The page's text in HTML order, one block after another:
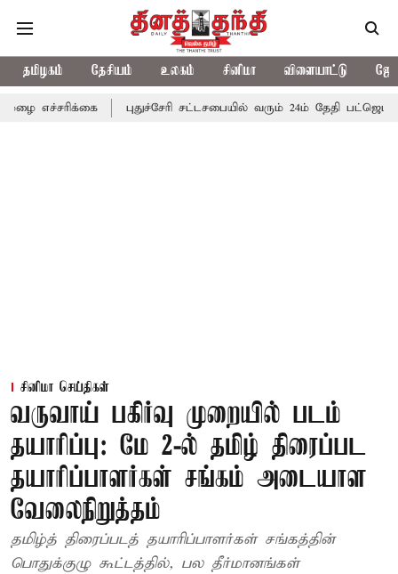
தமிழகம் தேசியம் உலகம் சினிமா விளையாட்டு
புதுச்சேரி சட்டசபையில் வரும் 24ம் தேதி பட்ஜெட் தாக்கல்
சினிமா செய்திகள்
வருவாய் பகிர்வு முறையில் படம்
தயாரிப்பு: மே 2-ல் தமிழ் திரைப்பட
தயாரிப்பாளர்கள் சங்கம் அடையாள
வேலைநிறுத்தம்
தமிழ்த் திரைப்படத் தயாரிப்பாளர்கள் சங்கத்தின்
பொதுக்குழு கூட்டத்தில், பல தீர்மானங்கள்